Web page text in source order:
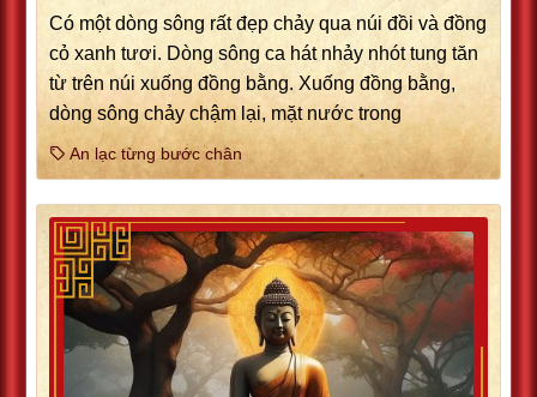
Có một dòng sông rất đẹp chảy qua núi đồi và đồng
cỏ xanh tươi. Dòng sông ca hát nhảy nhót tung tăn
từ trên núi xuống đồng bằng. Xuống đồng bằng,
dòng sông chảy chậm lại, mặt nước trong
An lạc từng bước chân